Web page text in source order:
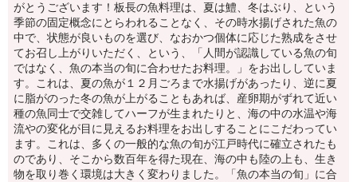
がとうございます！板長の魚料理は、夏は鱧、冬はぶり、という
季節の固定概念にとらわれることなく、その時水揚げされた魚の
中で、状態が良いものを選び、なおかつ個体に応じた熟成をさせ
てお召し上がりいただく、という、「人間が認識している魚の旬
ではなく、魚の本当の旬に合わせたお料理。」をお出ししていま
す。これは、夏の魚が１２月ごろまで水揚げがあったり、逆に夏
に脂がのった冬の魚が上がることもあれば、産卵期がずれて近い
種の魚同士で交雑してハーフが生まれたりと、海の中の水温や海
流やの変化が目に見えるお料理をお出しすることにこだわってい
ます。これは、多くの一般的な魚の旬が江戸時代に確立されたも
のであり、そこから数百年を得た現在、海の中も陸の上も、生き
物を取り巻く環境は大きく変わりました。「魚の本当の旬」に合